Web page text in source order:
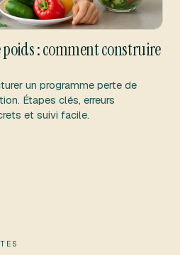
: comment construire
un programme perte de
Étapes clés, erreurs
et suivi facile.